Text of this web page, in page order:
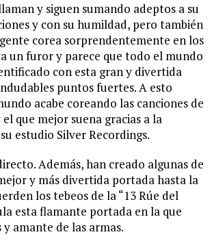
y siguen sumando adeptos a su
y con su humildad, pero también
corea sorprendentemente en los
un furor y parece que todo el mundo
con esta gran y divertida
puntos fuertes. A esto
acabe coreando las canciones de
que mejor suena gracias a la
estudio Silver Recordings.
Además, han creado algunas de
y más divertida portada hasta la
los tebeos de la “13 Rúe del
esta flamante portada en la que
amante de las armas.